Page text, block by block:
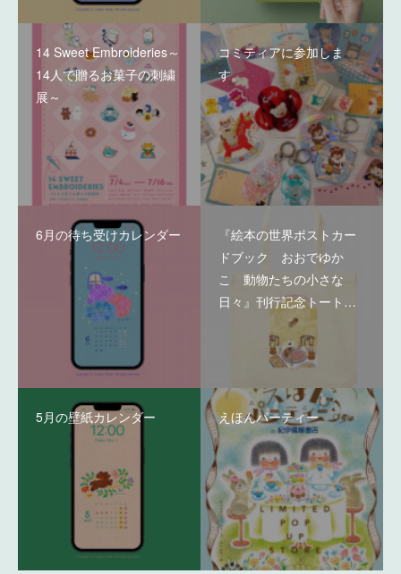
14 Sweet Embroideries～
14人で贈るお菓子の刺繍
展～
コミティアに参加しま
す。
6月の待ち受けカレンダー
『絵本の世界ポストカー
ドブック おおでゆか
こ 動物たちの小さな
日々』刊行記念トート…
5月の壁紙カレンダー えほんパーティー